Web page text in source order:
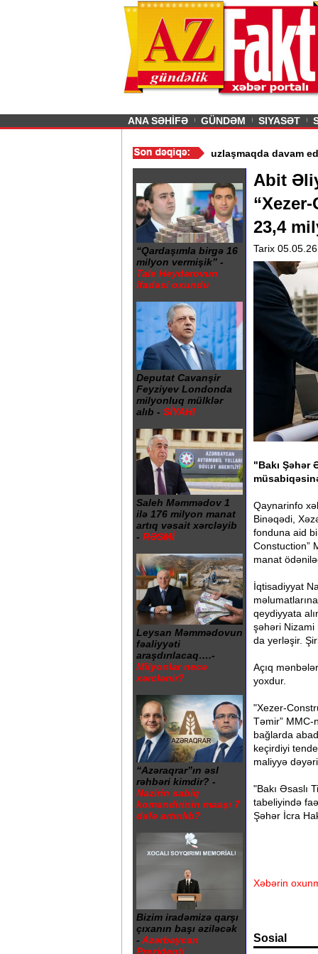
Previous
ANA SƏHİFƏ GÜNDƏM SIYASƏT
dayandırıldı - Video/ Azərbaycan nefti ucuzlaşmaqda
“Qardaşımla birgə 16
milyon vermişik” -
Tale Heydərovun
ifadəsi oxundu
Deputat Cavanşir
Feyziyev Londonda
milyonluq mülklər
alıb - SİYAHI
Saleh Məmmədov 1
ilə 176 milyon manat
artıq vəsait xərcləyib
- RƏSMİ
Leysan Məmmədovun
fəaliyyəti
araşdırılacaq….-
Milyonlar necə
xərclənir?
“Azəraqrar”ın əsl
rəhbəri kimdir? -
Nazirin sabiq
komandirinin maaşı 7
dəfə artırılıb?
Bizim iradəmizə qarşı
çıxanın başı əziləcək
- Azərbaycan
Prezidenti
Abit
23,4
Tarix
"Bakı Şəhər
Qaynarinfo
Binəqədi,
fonduna aid
Constuction”
manat
İqtisadiyyat
qeydiyyata
şəhəri Nizami
da yerləşir.
Açıq
yoxdur.
"Xezer-
Təmir” MMC-
bağlarda
keçirdiyi
maliyyə
"Bakı Əsaslı
tabeliyində
Şəhər İcra
Xəbərin
Sosial